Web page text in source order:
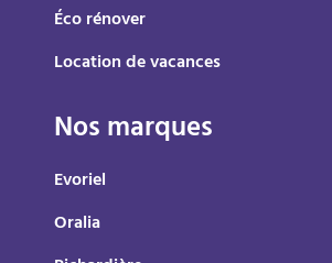
Éco rénover
Location de vacances
Nos marques
Evoriel
Oralia